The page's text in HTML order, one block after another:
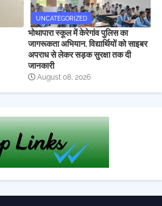
UNCATEGORIZED
भोथापारा स्कूल में केरेगांव पुलिस का
जागरूकता अभियान, विद्यार्थियों को साइबर
अपराध से लेकर सड़क सुरक्षा तक दी
जानकारी
August 08, 2026